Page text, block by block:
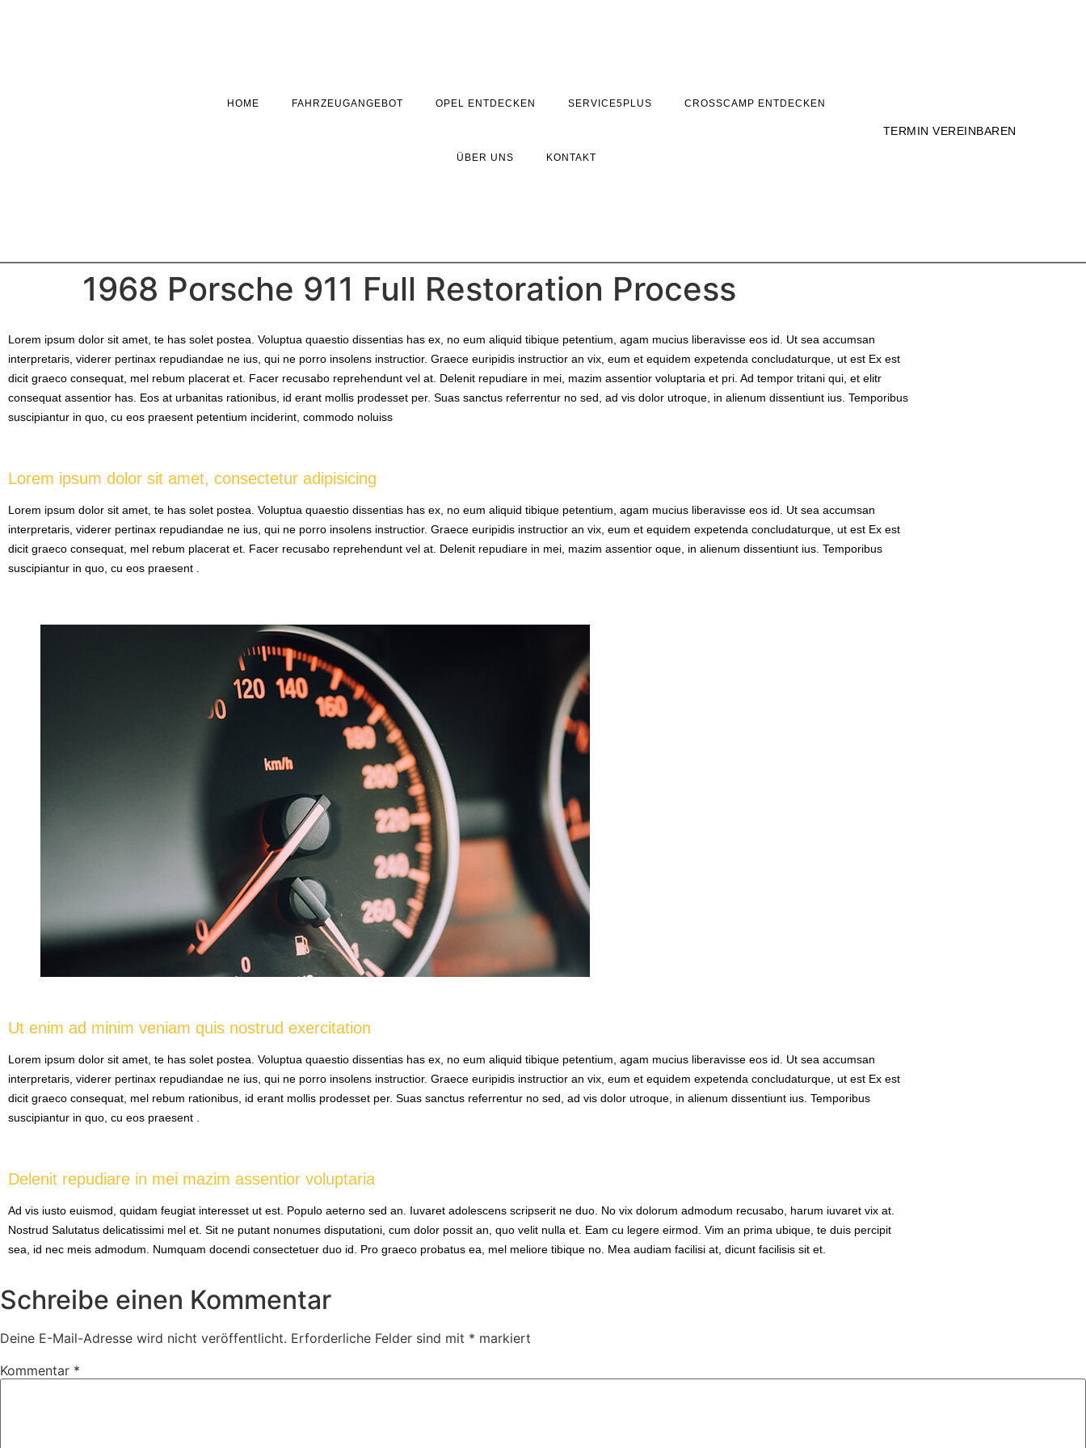
HOME FAHRZEUGANGEBOT OPEL ENTDECKEN SERVICE5PLUS CROSSCAMP ENTDECKEN
ÜBER UNS KONTAKT
TERMIN VEREINBAREN
1968 Porsche 911 Full Restoration Process
Lorem ipsum dolor sit amet, te has solet postea. Voluptua quaestio dissentias has ex, no eum aliquid tibique petentium, agam mucius liberavisse eos id. Ut sea accumsan
interpretaris, viderer pertinax repudiandae ne ius, qui ne porro insolens instructior. Graece euripidis instructior an vix, eum et equidem expetenda concludaturque, ut est Ex est
dicit graeco consequat, mel rebum placerat et. Facer recusabo reprehendunt vel at. Delenit repudiare in mei, mazim assentior voluptaria et pri. Ad tempor tritani qui, et elitr
consequat assentior has. Eos at urbanitas rationibus, id erant mollis prodesset per. Suas sanctus referrentur no sed, ad vis dolor utroque, in alienum dissentiunt ius. Temporibus
suscipiantur in quo, cu eos praesent petentium inciderint, commodo noluiss
Lorem ipsum dolor sit amet, consectetur adipisicing
Lorem ipsum dolor sit amet, te has solet postea. Voluptua quaestio dissentias has ex, no eum aliquid tibique petentium, agam mucius liberavisse eos id. Ut sea accumsan
interpretaris, viderer pertinax repudiandae ne ius, qui ne porro insolens instructior. Graece euripidis instructior an vix, eum et equidem expetenda concludaturque, ut est Ex est
dicit graeco consequat, mel rebum placerat et. Facer recusabo reprehendunt vel at. Delenit repudiare in mei, mazim assentior oque, in alienum dissentiunt ius. Temporibus
suscipiantur in quo, cu eos praesent .
Ut enim ad minim veniam quis nostrud exercitation
Lorem ipsum dolor sit amet, te has solet postea. Voluptua quaestio dissentias has ex, no eum aliquid tibique petentium, agam mucius liberavisse eos id. Ut sea accumsan
interpretaris, viderer pertinax repudiandae ne ius, qui ne porro insolens instructior. Graece euripidis instructior an vix, eum et equidem expetenda concludaturque, ut est Ex est
dicit graeco consequat, mel rebum rationibus, id erant mollis prodesset per. Suas sanctus referrentur no sed, ad vis dolor utroque, in alienum dissentiunt ius. Temporibus
suscipiantur in quo, cu eos praesent .
Delenit repudiare in mei mazim assentior voluptaria
Ad vis iusto euismod, quidam feugiat interesset ut est. Populo aeterno sed an. Iuvaret adolescens scripserit ne duo. No vix dolorum admodum recusabo, harum iuvaret vix at.
Nostrud Salutatus delicatissimi mel et. Sit ne putant nonumes disputationi, cum dolor possit an, quo velit nulla et. Eam cu legere eirmod. Vim an prima ubique, te duis percipit
sea, id nec meis admodum. Numquam docendi consectetuer duo id. Pro graeco probatus ea, mel meliore tibique no. Mea audiam facilisi at, dicunt facilisis sit et.
Schreibe einen Kommentar
Deine E-Mail-Adresse wird nicht veröffentlicht. Erforderliche Felder sind mit * markiert
Kommentar *